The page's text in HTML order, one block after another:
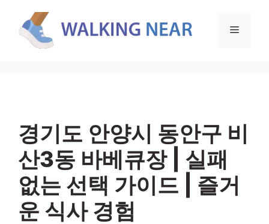
메
경기도 안양시 동안구 비
산3동 바베큐장 | 실패
없는 선택 가이드 | 즐거
운 식사 경험